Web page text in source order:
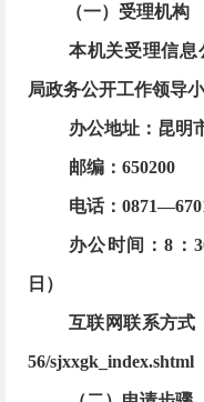
（一）受理机构
本机关受理信息
局政务公开工作领导
办公地址：昆明
邮编：650200
电话：
办公时间：8：
日）
互联网联系方式
56/sjxxgk_index.shtml